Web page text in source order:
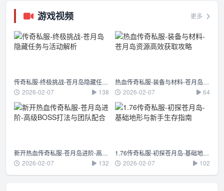
游戏视频 更多
传奇私服-终极挑战-苍月岛隐藏任务与活动解析
2026-02-07
138
热血传奇私服-装备与材料-苍月岛资源高效获取攻略
2026-02-07
64
新开热血传奇私服-苍月岛进阶-高级BOSS打法与团队配合
2026-02-07
132
1.76传奇私服-初探苍月岛-基础地形与新手生存指南
2026-02-07
102